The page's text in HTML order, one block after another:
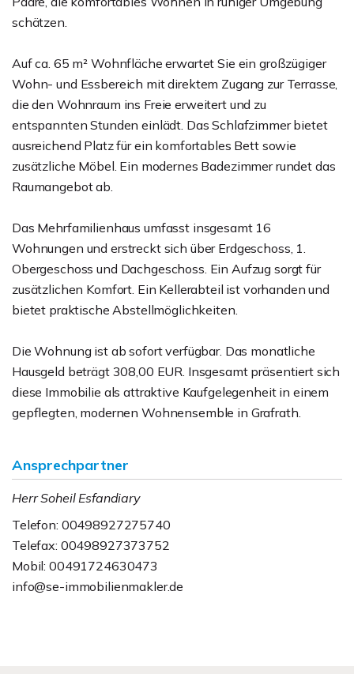
schätzen.
Auf ca. 65 m² Wohnfläche erwartet Sie ein großzügiger
Wohn- und Essbereich mit direktem Zugang zur Terrasse,
die den Wohnraum ins Freie erweitert und zu
entspannten Stunden einlädt. Das Schlafzimmer bietet
ausreichend Platz für ein komfortables Bett sowie
zusätzliche Möbel. Ein modernes Badezimmer rundet das
Raumangebot ab.
Das Mehrfamilienhaus umfasst insgesamt 16
Wohnungen und erstreckt sich über Erdgeschoss, 1.
Obergeschoss und Dachgeschoss. Ein Aufzug sorgt für
zusätzlichen Komfort. Ein Kellerabteil ist vorhanden und
bietet praktische Abstellmöglichkeiten.
Die Wohnung ist ab sofort verfügbar. Das monatliche
Hausgeld beträgt 308,00 EUR. Insgesamt präsentiert sich
diese Immobilie als attraktive Kaufgelegenheit in einem
gepflegten, modernen Wohnensemble in Grafrath.
Ansprechpartner
Herr Soheil Esfandiary
Telefon: 00498927275740
Telefax: 00498927373752
Mobil: 00491724630473
info@se-immobilienmakler.de